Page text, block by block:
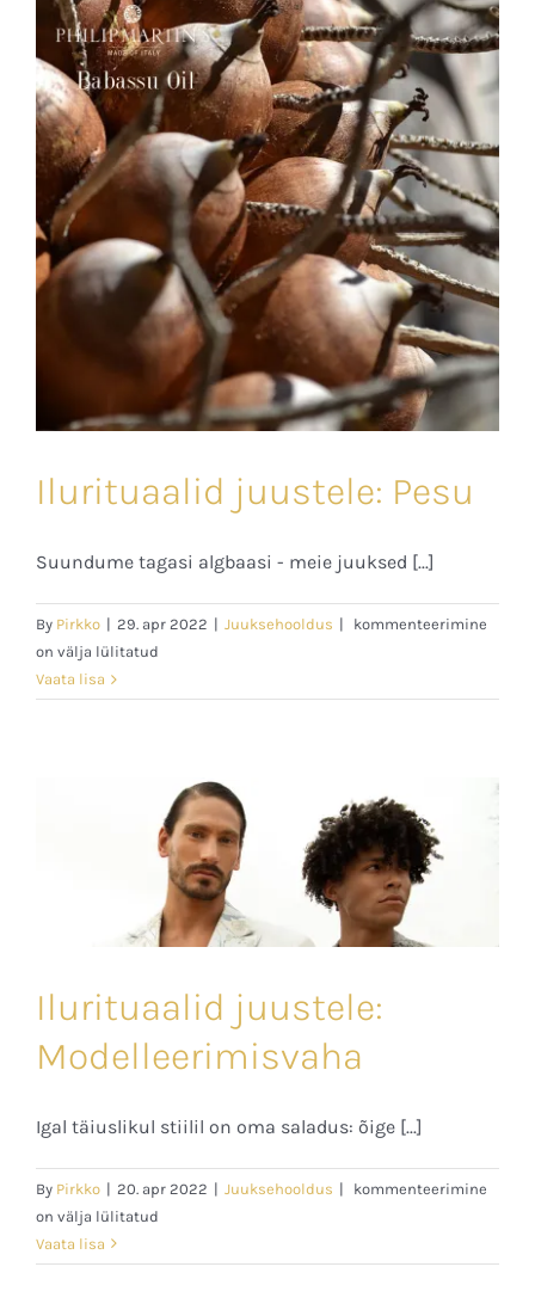
Ilurituaalid juustele: Pesu
Suundume tagasi algbaasi - meie juuksed [...]
By Pirkko | 29. apr 2022 | Juuksehooldus |
Ilurituaalid
kommenteerimine
on välja lülitatud
Vaata lisa
Ilurituaalid juustele:
Modelleerimisvaha
Igal täiuslikul stiilil on oma saladus: õige [...]
By Pirkko | 20. apr 2022 | Juuksehooldus |
Ilurituaalid
kommenteerimine
on välja lülitatud
Vaata lisa